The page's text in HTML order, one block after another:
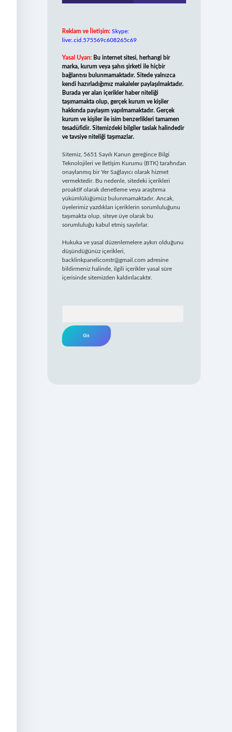
Reklam ve İletişim: Skype:
live:.cid.575569c608265c69
Yasal Uyarı: Bu internet sitesi, herhangi bir
marka, kurum veya şahıs şirketi ile hiçbir
bağlantısı bulunmamaktadır. Sitede yalnızca
kendi hazırladığımız makaleler paylaşılmaktadır.
Burada yer alan içerikler haber niteliği
taşımamakta olup, gerçek kurum ve kişiler
hakkında paylaşım yapılmamaktadır. Gerçek
kurum ve kişiler ile isim benzerlikleri tamamen
tesadüfidir. Sitemizdeki bilgiler taslak halindedir
ve tavsiye niteliği taşımazlar.
Sitemiz, 5651 Sayılı Kanun gereğince Bilgi
Teknolojileri ve İletişim Kurumu (BTK) tarafından
onaylanmış bir Yer Sağlayıcı olarak hizmet
vermektedir. Bu nedenle, sitedeki içerikleri
proaktif olarak denetleme veya araştırma
yükümlülüğümüz bulunmamaktadır. Ancak,
üyelerimiz yazdıkları içeriklerin sorumluluğunu
taşımakta olup, siteye üye olarak bu
sorumluluğu kabul etmiş sayılırlar.
Hukuka ve yasal düzenlemelere aykırı olduğunu
düşündüğünüz içerikleri,
backlinkpanelicomtr@gmail.com adresine
bildirmeniz halinde, ilgili içerikler yasal süre
içerisinde sitemizden kaldırılacaktır.